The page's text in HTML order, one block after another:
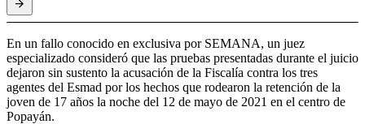
En un fallo conocido en exclusiva por SEMANA, un juez
especializado consideró que las pruebas presentadas durante el juicio
dejaron sin sustento la acusación de la Fiscalía contra los tres
agentes del Esmad por los hechos que rodearon la retención de la
joven de 17 años la noche del 12 de mayo de 2021 en el centro de
Popayán.